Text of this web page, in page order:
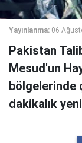
Yayınlanma: 06
Pakistan
Mesud'un
bölgelerinde
dakikalık